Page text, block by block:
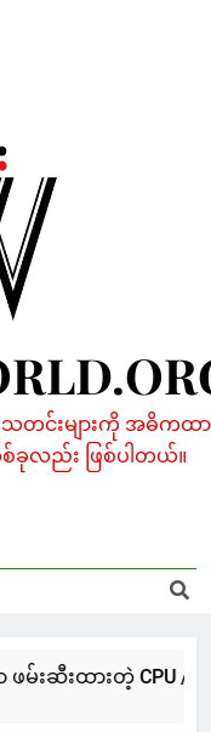
သတင်းများကို အဓိကထာ
ခုလည်း ဖြစ်ပါတယ်။
မ်းဆီးထားတဲ့ CPU /